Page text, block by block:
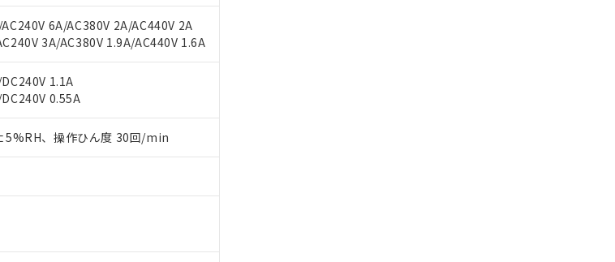
6A/AC380V 2A/AC440V 2A
3A/AC380V 1.9A/AC440V 1.6A
1.1A
0.55A
、操作ひん度 30回/min
商品の当社在庫状況および標準価格(税抜)を提供させていただ
本サービスの対象外となる商品もあることをご了承ください。
在庫および標準価格とは異なる場合があることをご了承くださ
様のお取引先、またはお客様担当のオムロン制御機器販売店・
拠点は「販売ネットワーク
」をご確認ください。
事前の承諾なく第三者に漏洩または開示しないようお願いしま
ビス）をご利用いただくには、I-Webメンバーズにご登録され
登録された部品リストについて、当社および当社の共同利用者
ミウム(Cd) 100ppm以下、
類(PBB) 1000ppm以下、ポリ臭化ジフェニルエーテル類(PBDE) 1000ppm以下、
適用除外項目は除く。
図的な使用がないことを確認しています。
が前後することがあります。
い合わせください。
ム) : 100ppm、
ニル類) : 1000ppm、 PBDEs(ポリ臭化ジフェニルエーテル類) : 1000ppm、
イソブチル) : 1000ppm、 BBP(フタル酸ブチルベンジル) : 1000ppm、
準値以下であることを示します。
質が外部に漏えいし、環境に深刻な影響を及ぼさない年数を意
為替および外国貿易法に定める商品（以下｢規制貨物等」とい
合は、日本国政府の輸出許可(または役務取引許可)を取得する
全に破砕するなど、違法に輸出されないよう必要な手段を講じ
、化学兵器、生物兵器またはその他武器並びにこれらの製造装
場合は、上記1、2および3の内容を当該第三者に通知します。
る関係者が違法に輸出するおそれがある場合は、取り引きをい
ては、お客様のお取引先、またはお客様担当のオムロン制御
認ください)
報を公開していない機種